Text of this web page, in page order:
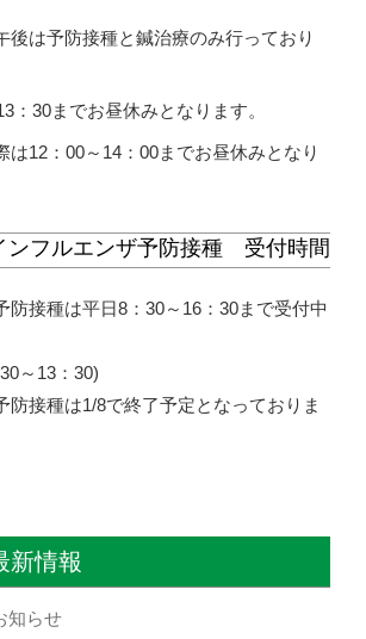
後は予防接種と鍼治療のみ行っており
：30までお昼休みとなります。
12：00～14：00までお昼休みとなり
ンフルエンザ予防接種 受付時間
防接種は平日8：30～16：30まで受付中
～13：30)
防接種は1/8で終了予定となっておりま
新情報
知らせ